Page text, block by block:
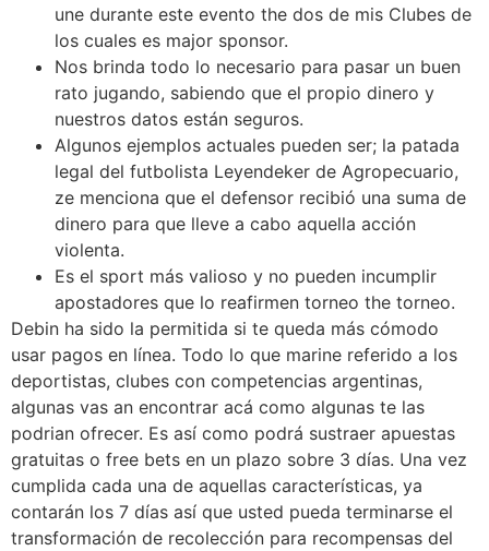
une durante este evento the dos de mis Clubes de
los cuales es major sponsor.
Nos brinda todo lo necesario para pasar un buen
rato jugando, sabiendo que el propio dinero y
nuestros datos están seguros.
Algunos ejemplos actuales pueden ser; la patada
legal del futbolista Leyendeker de Agropecuario,
ze menciona que el defensor recibió una suma de
dinero para que lleve a cabo aquella acción
violenta.
Es el sport más valioso y no pueden incumplir
apostadores que lo reafirmen torneo the torneo.
Debin ha sido la permitida si te queda más cómodo
usar pagos en línea. Todo lo que marine referido a los
deportistas, clubes con competencias argentinas,
algunas vas an encontrar acá como algunas te las
podrian ofrecer. Es así como podrá sustraer apuestas
gratuitas o free bets en un plazo sobre 3 días. Una vez
cumplida cada una de aquellas características, ya
contarán los 7 días así que usted pueda terminarse el
transformación de recolección para recompensas del